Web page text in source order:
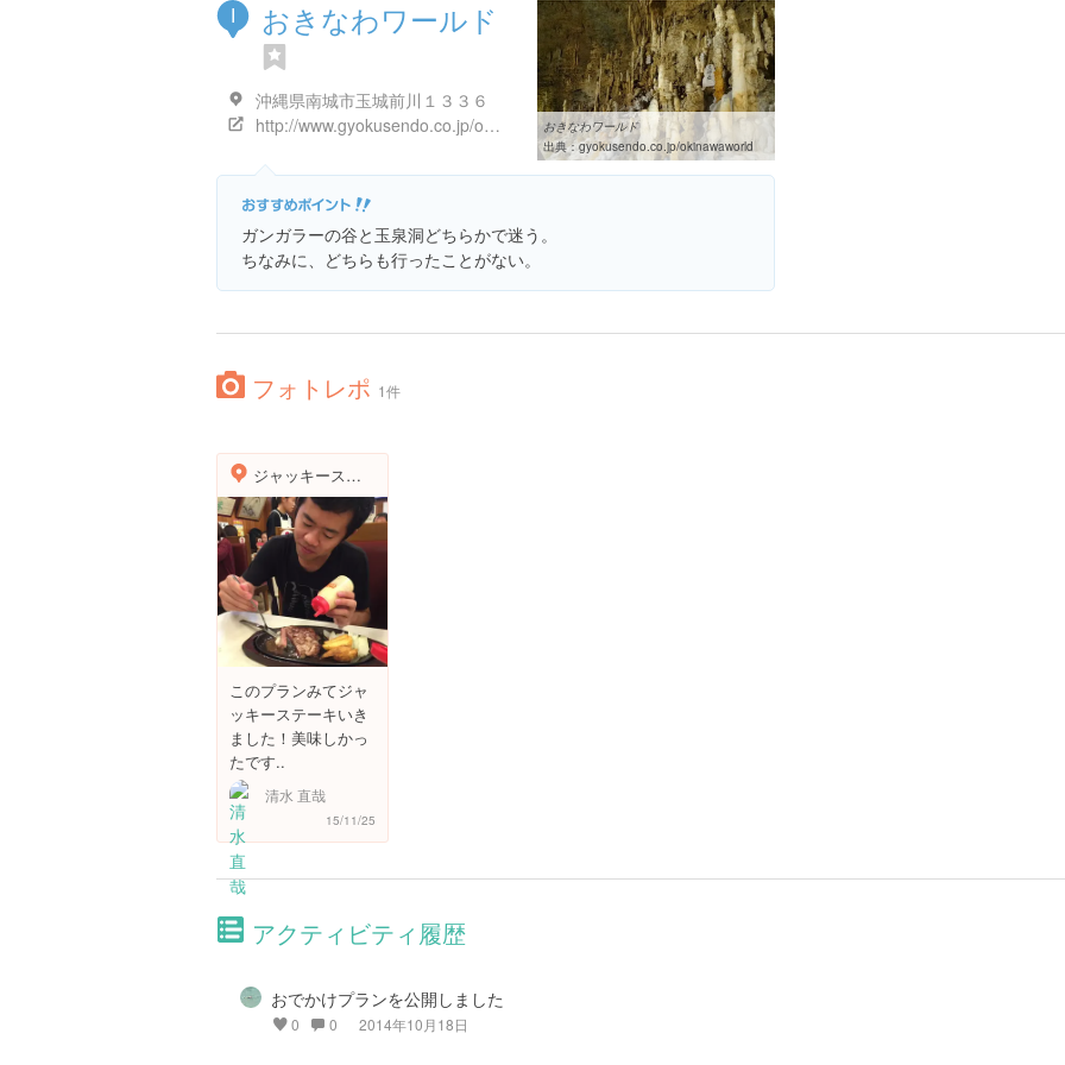
おきなわワールド
沖縄県南城市玉城前川１３３６
http://www.gyokusendo.co.jp/okinawaworld/
おきなわワールド
出典：gyokusendo.co.jp/okinawaworld
ガンガラーの谷と玉泉洞どちらかで迷う。
ちなみに、どちらも行ったことがない。
フォトレポ 1件
ジャッキーステーキハウス
このプランみてジャ
ッキーステーキいき
ました！美味しかっ
たです..
清水 直哉
15/11/25
アクティビティ履歴
おでかけプランを公開しました
0 0 2014年10月18日